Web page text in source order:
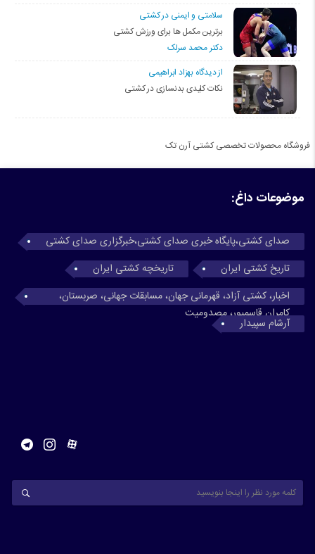
سلامتی و ایمنی در کشتی
برترین مکمل ها برای ورزش کشتی
دکتر محمد سرلک
از دیدگاه بهزاد ابراهیمی
نکات کلیدی بدنسازی در کشتی
فروشگاه محصولات تخصصی کشتی آرن تک
موضوعات داغ:
صدای کشتی،پایگاه خبری صدای کشتی،خبرگزاری صدای کشتی
تاریخ کشتی ایران
تاریخچه کشتی ایران
اخبار، کشتی آزاد، قهرمانی جهان، مسابقات جهانی، صربستان،
کامران قاسمپور، مصدومیت
آرشام سپیدار